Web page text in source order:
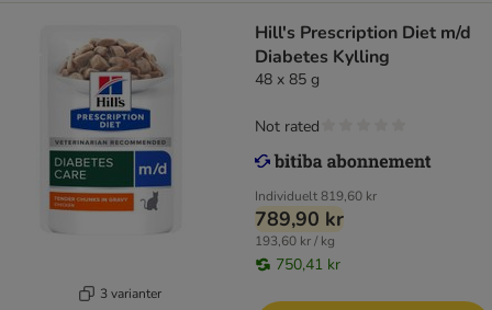
3 varianter
Hill's Prescription Diet m/d
Diabetes Kylling
48 x 85 g
Individuelt819,60 kr
789,90 kr
193,60 kr / kg
750,41 kr
Not rated